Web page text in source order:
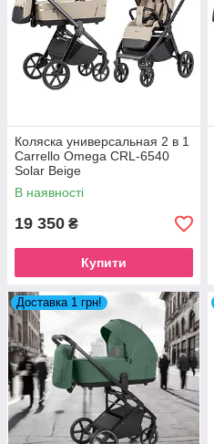
Коляска универсальная 2 в 1
Carrello Omega CRL-6540
Solar Beige
В наявності
19 350 ₴
Купити
Доставка 1 грн!